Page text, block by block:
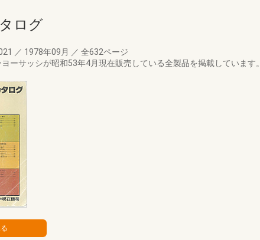
ログ
／ 1978年09月 ／ 全632ページ
ーサッシが昭和53年4月現在販売している全製品を掲載しています。